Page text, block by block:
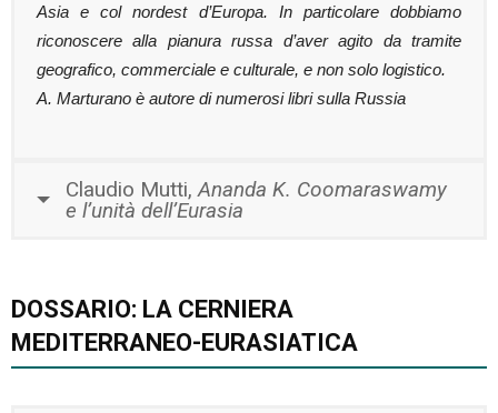
Asia e col nordest d’Europa. In particolare dobbiamo
riconoscere alla pianura russa d’aver agito da tramite
geografico, commerciale e culturale, e non solo logistico.
A. Marturano è autore di numerosi libri sulla Russia
Claudio Mutti,Ananda K. Coomaraswamy
e l’unità dell’Eurasia
DOSSARIO: LA CERNIERA
MEDITERRANEO-EURASIATICA